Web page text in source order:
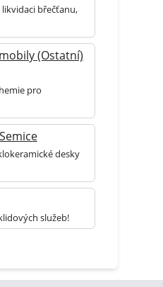
břečťanu,
(Ostatní)
pro
desky
služeb!